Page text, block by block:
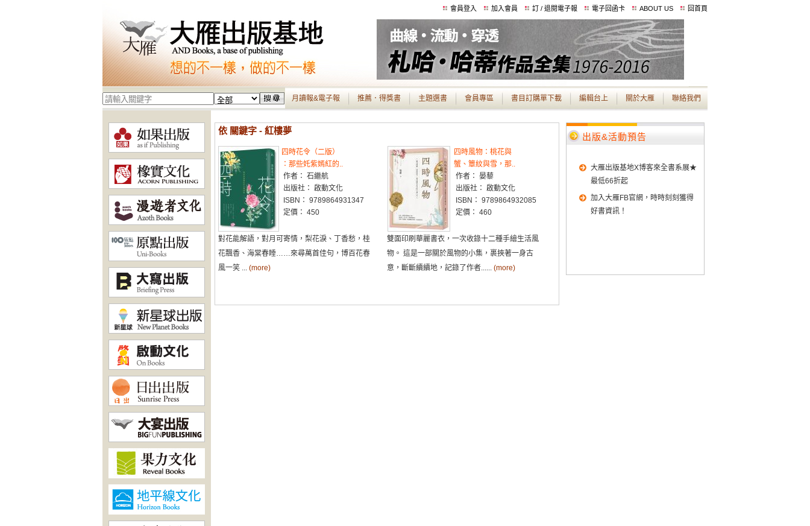
會員登入 加入會員 訂 / 退閱電子報 電子回函卡 ABOUT US 回首頁
月讀報&電子報 推薦．得獎書 主題選書 會員專區 書目訂購單下載 編輯台上 關於大雁 聯絡我們
依 關鍵字 - 紅樓夢
四時花令（二版）
：那些奼紫嫣紅的..
作者： 石繼航
出版社： 啟動文化
ISBN： 9789864931347
定價： 450
對花能解語，對月可寄情，梨花淚、丁香愁，桂
花飄香、海棠春睡……來尋萬首佳句，博百花春
風一笑 ... (more)
四時風物：桃花與
蟹、簟紋與雪，那..
作者： 晏藜
出版社： 啟動文化
ISBN： 9789864932085
定價： 460
雙面印刷華麗書衣，一次收錄十二種手繪生活風
物。 這是一部關於風物的小集，裹挾著一身古
意，斷斷續續地，記錄了作者...... (more)
出版&活動預告
大雁出版基地X博客來全書系展★
最低66折起
加入大雁FB官網，時時刻刻獲得
好書資訊！